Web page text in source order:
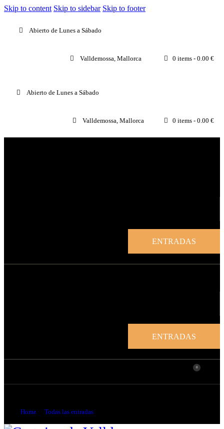
Skip to content Skip to sidebar Skip to footer
Abierto de Lunes a Sábado
Valldemossa, Mallorca 0 items - 0.00 €
Abierto de Lunes a Sábado
Valldemossa, Mallorca 0 items - 0.00 €
ENTRADAS
ENTRADAS
0
Home Todas las entradas